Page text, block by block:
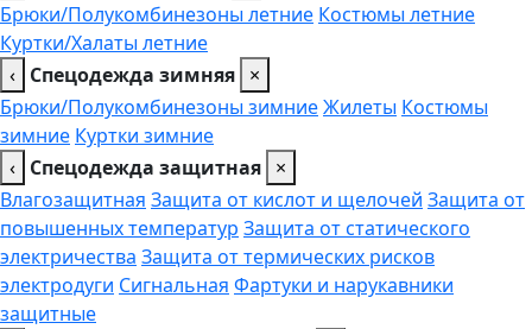
Брюки/Полукомбинезоны летние Костюмы летние
Куртки/Халаты летние
‹ Спецодежда зимняя ×
Брюки/Полукомбинезоны зимниеЖилеты Костюмы
зимние Куртки зимние
‹ Спецодежда защитная ×
Влагозащитная Защита от кислот и щелочей Защита от
повышенных температур Защита от статического
электричества Защита от термических рисков
электродуги Сигнальная Фартуки и нарукавники
защитные